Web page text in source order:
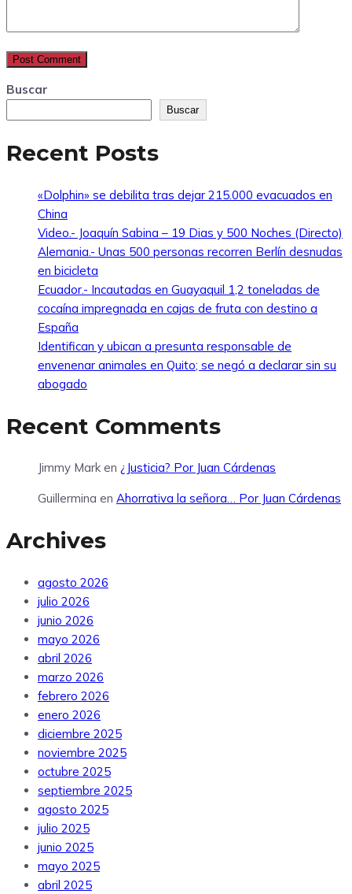
Buscar
Buscar
Recent Posts
«Dolphin» se debilita tras dejar 215.000 evacuados en
China
Video.- Joaquín Sabina – 19 Dias y 500 Noches (Directo)
Alemania.- Unas 500 personas recorren Berlín desnudas
en bicicleta
Ecuador.- Incautadas en Guayaquil 1,2 toneladas de
cocaína impregnada en cajas de fruta con destino a
España
Identifican y ubican a presunta responsable de
envenenar animales en Quito; se negó a declarar sin su
abogado
Recent Comments
Jimmy Mark en ¿Justicia? Por Juan Cárdenas
Guillermina en Ahorrativa la señora… Por Juan Cárdenas
Archives
agosto 2026
julio 2026
junio 2026
mayo 2026
abril 2026
marzo 2026
febrero 2026
enero 2026
diciembre 2025
noviembre 2025
octubre 2025
septiembre 2025
agosto 2025
julio 2025
junio 2025
mayo 2025
abril 2025